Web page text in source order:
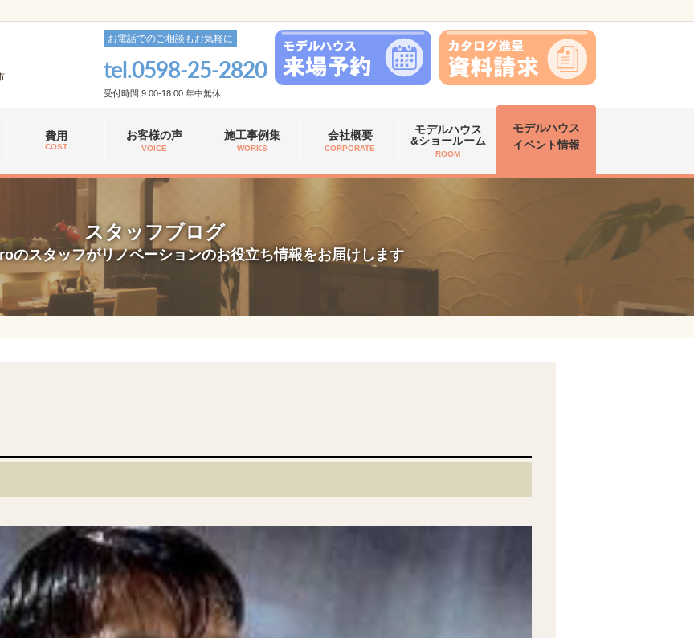
お電話でのご相談もお気軽に
tel.0598-25-2820
受付時間 9:00-18:00 年中無休
費用
COST
お客様の声
VOICE
施工事例集
WORKS
会社概要
CORPORATE
モデルハウス
&ショールーム
ROOM
モデルハウス
イベント情報
スタッフブログ
のスタッフがリノベーションのお役立ち情報をお届けします